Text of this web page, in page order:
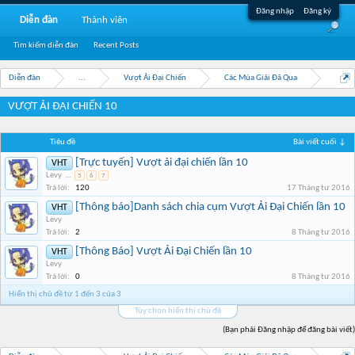
Đăng nhập Đăng ký
Diễn đàn ... Vượt Ải Đại Chiến Các Mùa Giải Đã Qua
VƯỢT ẢI ĐẠI CHIẾN 10
Tiêu đề Bài viết cuối ↓
VHT [Trực tuyến] Vượt ải đại chiến lần 10
Levy ... 5 6 7
Trả lời: 120 17 Tháng tư 2016
VHT [Thông báo]Danh sách chia cụm Vượt Ải Đại Chiến lần 10
Levy
Trả lời:
2 8 Tháng tư 2016
VHT [Thông Báo] Vượt Ải Đại Chiến lần 10
Levy
Trả lời:
0
8 Tháng tư 2016
Hiển thị chủ đề từ 1 đến 3 của 3
Tùy chọn hiển thị chủ đề
(Bạn phải Đăng nhập để đăng bài viết)
Diễn đàn
Tìm kiếm diễn đàn Recent Posts
Thành viên